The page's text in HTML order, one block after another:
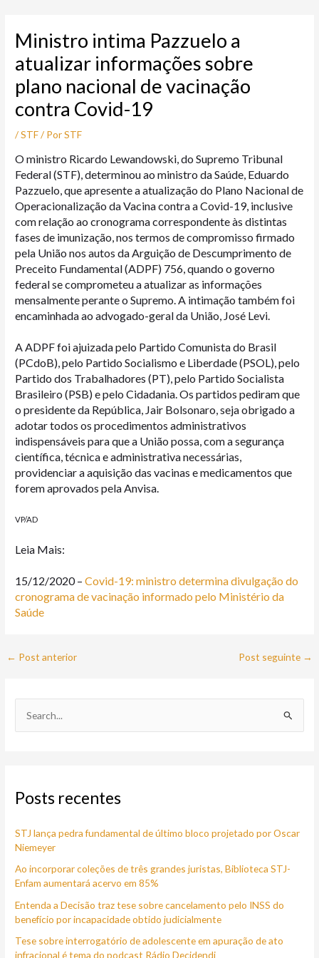
conteúdo
Ministro intima Pazzuelo a
atualizar informações sobre
plano nacional de vacinação
contra Covid-19
/STF/ PorSTF
O ministro Ricardo Lewandowski, do Supremo Tribunal
Federal (STF), determinou ao ministro da Saúde, Eduardo
Pazzuelo, que apresente a atualização do Plano Nacional de
Operacionalização da Vacina contra a Covid-19, inclusive
com relação ao cronograma correspondente às distintas
fases de imunização, nos termos de compromisso firmado
pela União nos autos da Arguição de Descumprimento de
Preceito Fundamental (ADPF) 756, quando o governo
federal se comprometeu a atualizar as informações
mensalmente perante o Supremo. A intimação também foi
encaminhada ao advogado-geral da União, José Levi.
A ADPF foi ajuizada pelo Partido Comunista do Brasil
(PCdoB), pelo Partido Socialismo e Liberdade (PSOL), pelo
Partido dos Trabalhadores (PT), pelo Partido Socialista
Brasileiro (PSB) e pelo Cidadania. Os partidos pediram que
o presidente da República, Jair Bolsonaro, seja obrigado a
adotar todos os procedimentos administrativos
indispensáveis para que a União possa, com a segurança
científica, técnica e administrativa necessárias,
providenciar a aquisição das vacinas e medicamentos que
forem aprovados pela Anvisa.
VP/AD
Leia Mais:
15/12/2020 –Covid-19: ministro determina divulgação do
cronograma de vacinação informado pelo Ministério da
Saúde
← Post anterior Post seguinte →
u
s
a
r
o
:
Posts recentes
STJ lança pedra fundamental de último bloco projetado por Oscar
Niemeyer
Ao incorporar coleções de três grandes juristas, Biblioteca STJ-
Enfam aumentará acervo em 85%
Entenda a Decisão traz tese sobre cancelamento pelo INSS do
benefício por incapacidade obtido judicialmente
Tese sobre interrogatório de adolescente em apuração de ato
infracional é tema do podcast Rádio Decidendi